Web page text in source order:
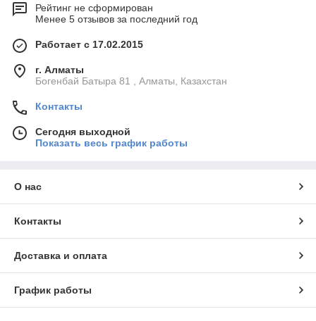
Рейтинг не сформирован
Менее 5 отзывов за последний год
Работает с 17.02.2015
г. Алматы
Богенбай Батыра 81 , Алматы, Казахстан
Контакты
Сегодня выходной
Показать весь график работы
О нас
Контакты
Доставка и оплата
График работы